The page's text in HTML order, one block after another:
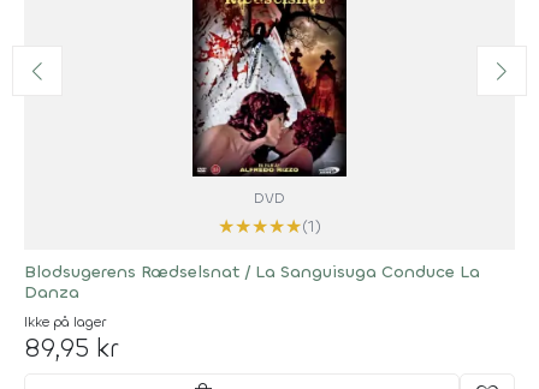
DVD
★★★★★(1)
Blodsugerens Rædselsnat / La Sanguisuga Conduce La
Danza
Ikke på lager
89,95 kr